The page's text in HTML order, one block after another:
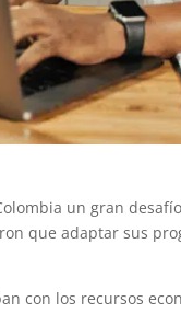
un gran
que adaptar sus
con los recursos